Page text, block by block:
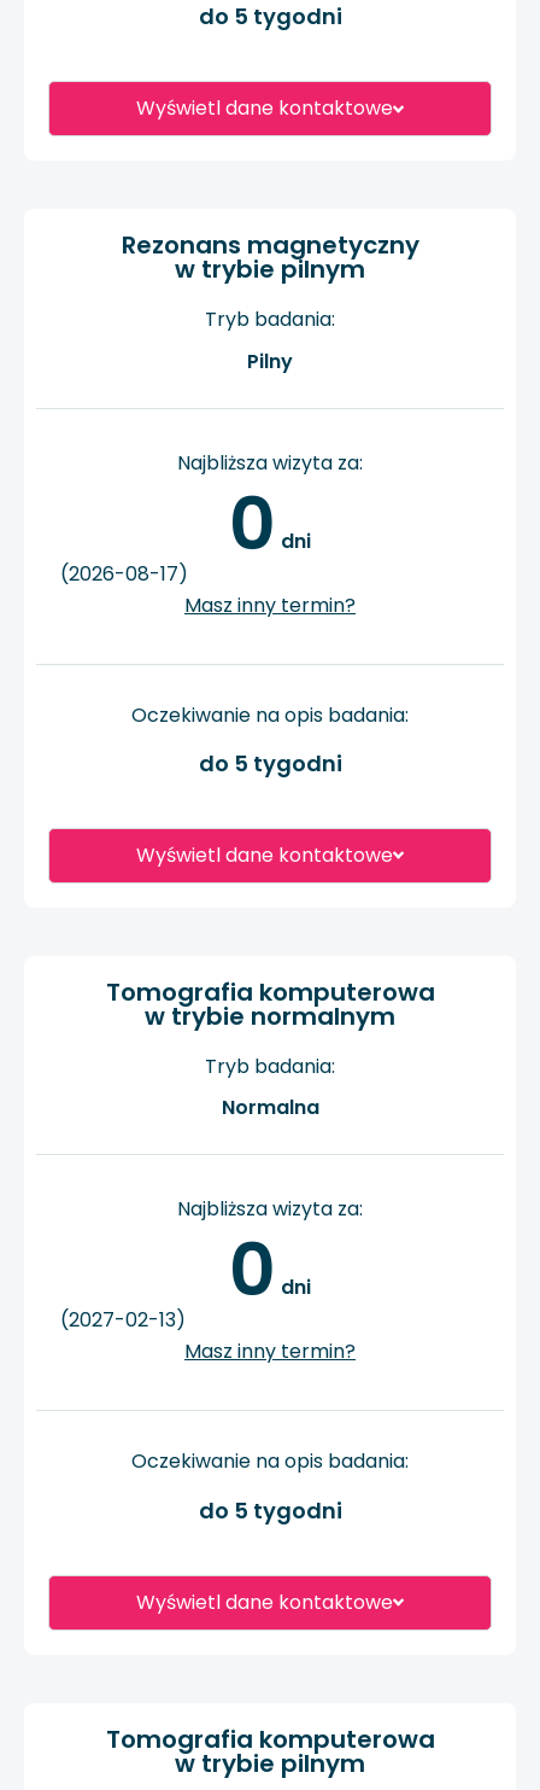
Wyświetl dane kontaktowe
do 5 tygodni
Wyświetl dane kontaktowe
Rezonans magnetyczny
w trybie pilnym
Tryb badania:
Pilny
Najbliższa wizyta za:
0 dni
(2026-08-17)
Masz inny termin?
Oczekiwanie na opis badania:
do 5 tygodni
Wyświetl dane kontaktowe
Tomografia komputerowa
w trybie normalnym
Tryb badania:
Normalna
Najbliższa wizyta za:
0 dni
(2027-02-13)
Masz inny termin?
Oczekiwanie na opis badania:
do 5 tygodni
Tomografia komputerowa
w trybie pilnym